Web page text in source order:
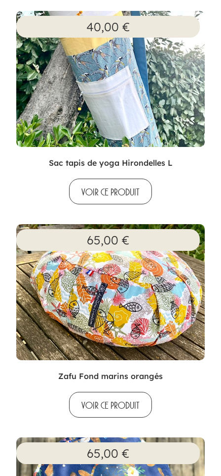
40,00 €
Sac tapis de yoga Hirondelles L
VOIR CE PRODUIT
65,00 €
Zafu Fond marins orangés
VOIR CE PRODUIT
65,00 €